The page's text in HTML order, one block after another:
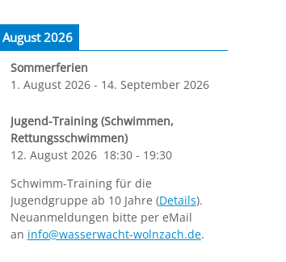
2026
Sommerferien
1. August 2026- 14. September 2026
Jugend-Training (Schwimmen,
Rettungsschwimmen)
12. August 2026 18:30- 19:30
Schwimm-Training für die
Jugendgruppe ab 10 Jahre (Details).
Neuanmeldungen bitte per eMail
an info@wasserwacht-wolnzach.de.